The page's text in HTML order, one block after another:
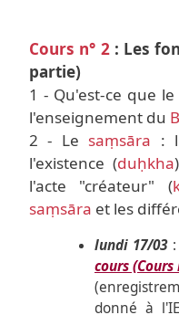
Cours n° 2: Les
partie)
1 - Qu'est-ce que le
l'enseignement du
2 - Le saṃsāra :
l'existence (duḥkha
l'acte "créateur" (
saṃsāra et les
lundi 17/03
cours (Cours
donné à